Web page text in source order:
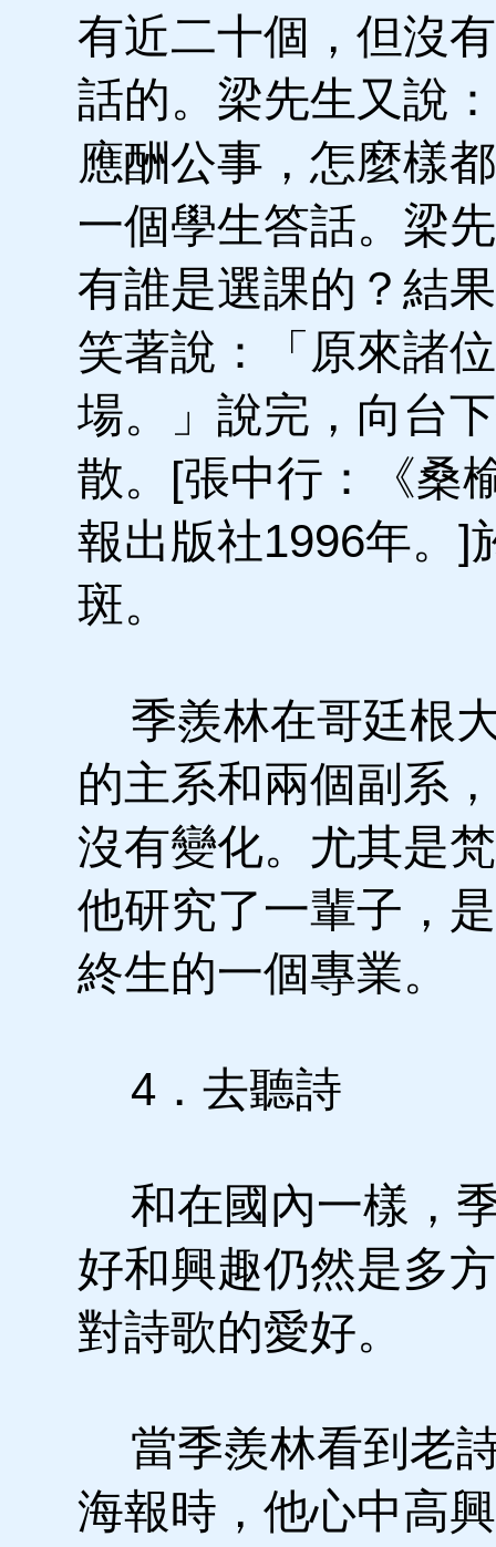
有近二十個，但沒
話的。梁先生又說
應酬公事，怎麼樣
一個學生答話。梁
有誰是選課的？結
笑著說：「原來諸
場。」說完，向台
散。[張中行：《桑
報出版社1996年。]
斑。
季羨林在哥廷根
的主系和兩個副系
沒有變化。尤其是
他研究了一輩子，
終生的一個專業。
4．去聽詩
和在國內一樣，
好和興趣仍然是多
對詩歌的愛好。
當季羨林看到老
海報時，他心中高